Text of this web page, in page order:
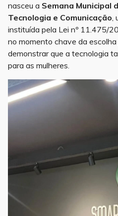
nasceu a Semana Municipal
Tecnologia e Comunicação,
instituída pela Lei nº 11.475/
no momento chave da
demonstrar que a tecnologia
para as mulheres.